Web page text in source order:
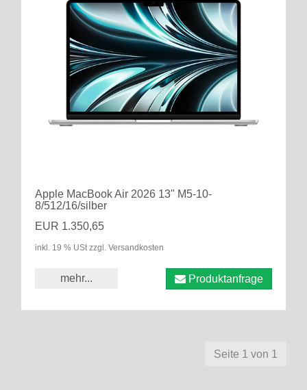
Apple MacBook Air 2026 13" M5-10-
8/512/16/silber
EUR 1.350,65
inkl. 19 % USt zzgl. Versandkosten
mehr... Produktanfrage
Seite 1 von 1